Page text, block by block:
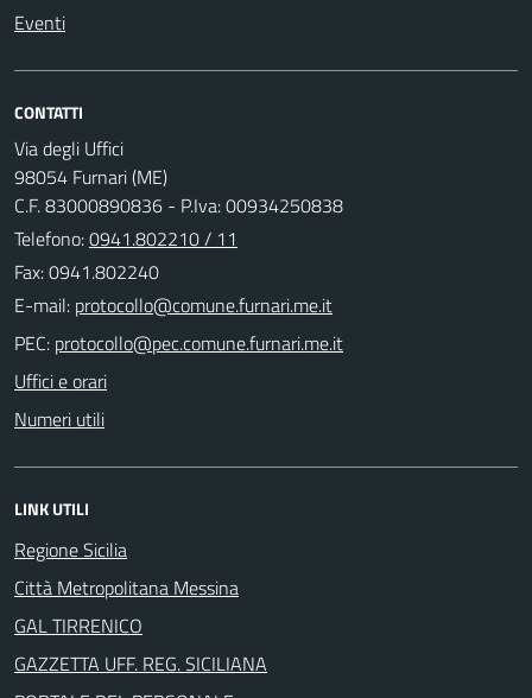
Eventi
CONTATTI
Via degli Uffici
98054 Furnari (ME)
C.F. 83000890836 - P.Iva: 00934250838
Telefono:0941.802210 / 11
Fax: 0941.802240
E-mail:
PEC:
Uffici e orari
Numeri utili
LINK UTILI
Regione Sicilia
Città Metropolitana Messina
GAL TIRRENICO
GAZZETTA UFF. REG. SICILIANA